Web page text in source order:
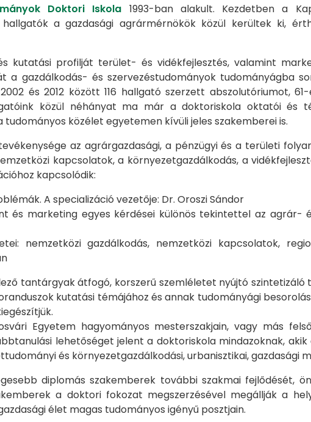
Doktori Iskola 1993-ban alakult. Kezdetben a
a gazdasági agrármérnökök közül kerültek ki,
kutatási profilját terület- és vidékfejlesztés, valamint
a gazdálkodás- és szervezéstudományok tudományágba
és 2012 között 116 hallgató szerzett abszolutóriumot,
közül néhányat ma már a doktoriskola oktatói és
közélet egyetemen kívüli jeles szakemberei is.
az agrárgazdasági, a pénzügyi és a területi
kapcsolatok, a környezetgazdálkodás, a
kapcsolódik:
A specializáció vezetője: Dr. Oroszi Sándor
és marketing egyes kérdései különös tekintettel az agrár-
nemzetközi gazdálkodás, nemzetközi kapcsolatok,
tantárgyak átfogó, korszerű szemléletet nyújtó
kutatási témájához és annak tudományági
Egyetem hagyományos mesterszakjain, vagy más
lehetőséget jelent a doktoriskola mindazoknak,
és környezetgazdálkodási, urbanisztikai, gazdasági
diplomás szakemberek további szakmai fejlődését,
a doktori fokozat megszerzésével megállják a
élet magas tudományos igényű posztjain.